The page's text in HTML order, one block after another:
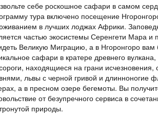
ТАНЗАНИЯ
Safari
Тур на 2 ночи на сафари
Африки. Приготовьтесь
приключениям в
исследовательских
Серенгети, где обитает
большая на планете
о...
ТУР НА САФАРИ В
себе роскошное сафари в самом
тура включено посещение
в лучших лоджах Африки.
частью экосистемы Серенгети Мара и
Великую Миграцию, а в Нгоронгоро вам
сафари в кратере древнего
находящиеся на грани исчезновения,
львы с черной гривой и длинноногие
а в пресном озере бегемоты. Вы
от безупречного сервиса в
природы.